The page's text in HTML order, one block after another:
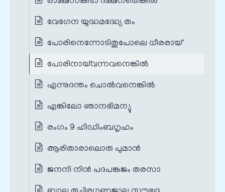
വേഗേന യുദ്ധമദ്ധ്യേ തം
പോരിനെന്നോടിതുപോലെ ധീരരായ്
പോരിനായ്‌വന്നവനെങ്കിൽ
എന്നുദന്തം ചൊൽവനെങ്കിൽ
എങ്കിലോ ഞാനഭിമന്യു
രംഗം 9 ഹിഡിംബഗൃഹം
ആരിതാരാലൊരു പുമാൻ
ജനനി നിൻ പദപങ്കജം തരസാ